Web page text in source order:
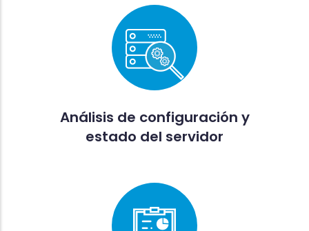
Análisis de configuración y
estado del servidor